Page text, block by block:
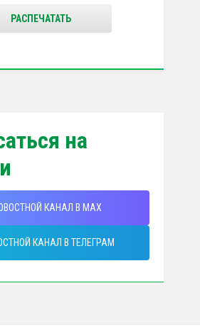
РАСПЕЧАТАТЬ
на
КАНАЛ В MAX
КАНАЛ В ТЕЛЕГРАМ